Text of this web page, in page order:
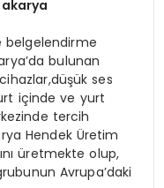
belgelendirme
bulunan
ses
içinde ve yurt
tercih
Hendek Üretim
üretmekte olup,
Avrupa’daki